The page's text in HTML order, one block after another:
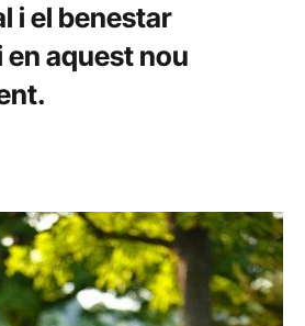
i el benestar
en aquest nou